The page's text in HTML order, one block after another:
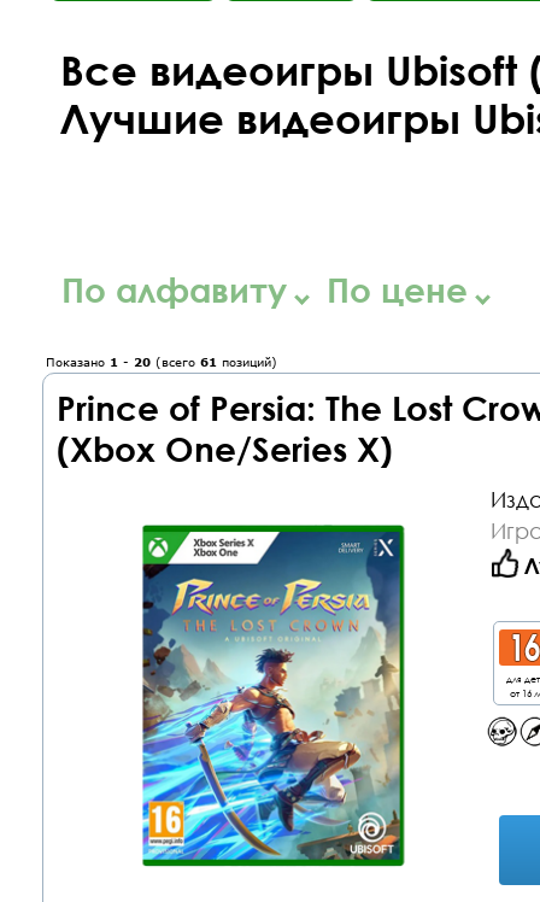
Все видеоигры Ubisoft
Лучшие видеоигры
По алфавиту По цене
Показано 1 - 20 (всего 61 позиций)
Prince of Persia: The Lost
(Xbox One/Series X)
для
от 16